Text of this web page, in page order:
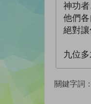
神功
他們各
絕對讓
九位
關鍵字詞：